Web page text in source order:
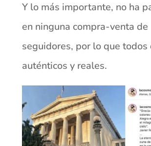
Y lo más importante, no ha
en ninguna compra-venta de
seguidores, por lo que todos
auténticos y reales.